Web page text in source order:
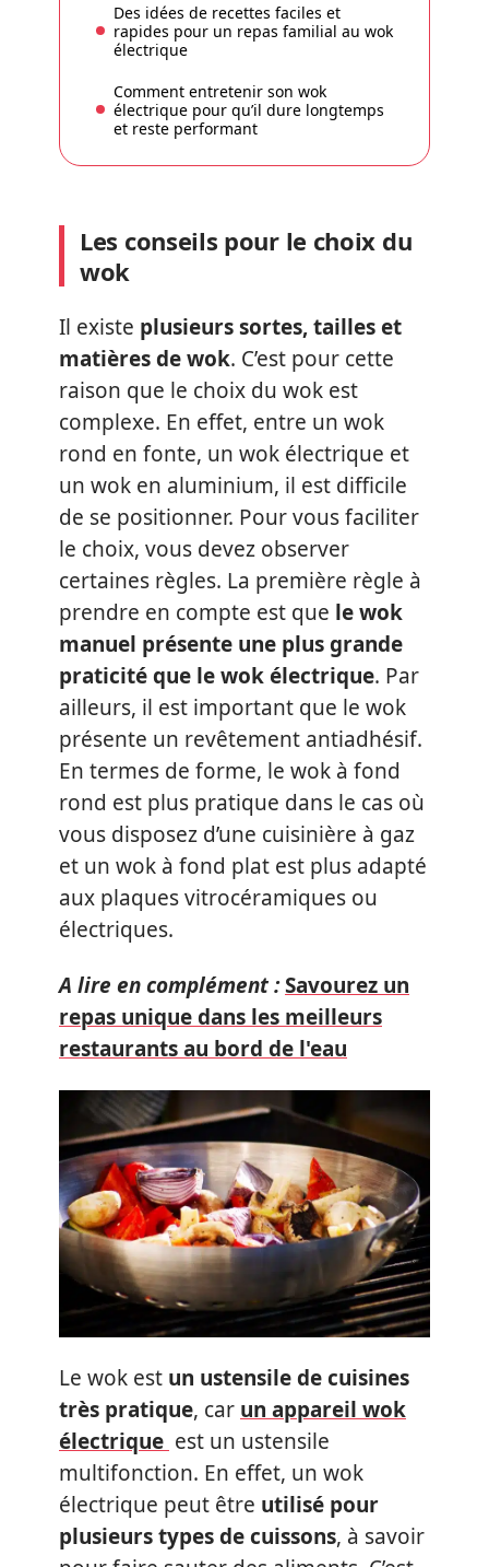
Des idées de recettes faciles et
rapides pour un repas familial au wok
électrique
Comment entretenir son wok
électrique pour qu’il dure longtemps
et reste performant
Les conseils pour le choix du
wok
Il existe plusieurs sortes, tailles et
matières de wok. C’est pour cette
raison que le choix du wok est
complexe. En effet, entre un wok
rond en fonte, un wok électrique et
un wok en aluminium, il est difficile
de se positionner. Pour vous faciliter
le choix, vous devez observer
certaines règles. La première règle à
prendre en compte est que le wok
manuel présente une plus grande
praticité que le wok électrique. Par
ailleurs, il est important que le wok
présente un revêtement antiadhésif.
En termes de forme, le wok à fond
rond est plus pratique dans le cas où
vous disposez d’une cuisinière à gaz
et un wok à fond plat est plus adapté
aux plaques vitrocéramiques ou
électriques.
A lire en complément :Savourez un
repas unique dans les meilleurs
restaurants au bord de l'eau
Le wok est un ustensile de cuisines
très pratique, car un appareil wok
électrique est un ustensile
multifonction. En effet, un wok
électrique peut être utilisé pour
plusieurs types de cuissons, à savoir